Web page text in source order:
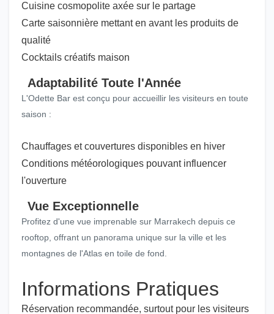
Cuisine cosmopolite axée sur le partage
Carte saisonnière mettant en avant les produits de
qualité
Cocktails créatifs maison
Adaptabilité Toute l'Année
L'Odette Bar est conçu pour accueillir les visiteurs en toute
saison :
Chauffages et couvertures disponibles en hiver
Conditions météorologiques pouvant influencer
l'ouverture
Vue Exceptionnelle
Profitez d'une vue imprenable sur Marrakech depuis ce
rooftop, offrant un panorama unique sur la ville et les
montagnes de l'Atlas en toile de fond.
Informations Pratiques
Réservation recommandée, surtout pour les visiteurs